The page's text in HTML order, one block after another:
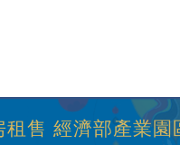
售 經濟部產業